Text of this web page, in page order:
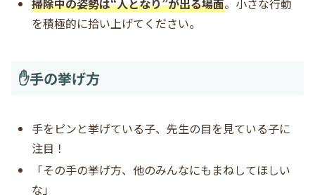
掃除中の姿勢は“人となり”が出る場面。小さな行動
を積極的に拾い上げてください。
✋手の挙げ方
手をピンと挙げている子、先生の目を見ている子に
注目！
「その手の挙げ方、他のみんなにもまねしてほしい
な」